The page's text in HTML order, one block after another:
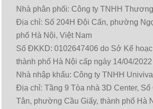
Nhà phân phối: Công ty TNHH
Địa chỉ: Số 204H Đội Cấn, phường
phố Hà Nội, Việt Nam
Số ĐKKD: 0102647406 do Sở Kế
thành phố Hà Nội cấp ngày 14/04/2022
Nhà nhập khẩu: Công ty TNHH Univiva
Địa chỉ: Tầng 9 Tòa nhà 3D Center, Số
Tân, phường Cầu Giấy, thành phố Hà